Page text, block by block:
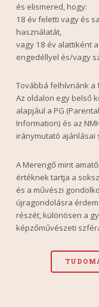
és elismered, hogy:
18 év feletti vagy és
használatát,
vagy 18 év alattiként
engedéllyel és/vagy
Továbbá felhívnánk a
Az oldalon egy belső
alapjául a PG
Information) és az
iránymutató ajánlásai
A Merengő mint
értéknek tartja a
és a művészi
újragondolásra
részét, különösen a
képzőművészeti